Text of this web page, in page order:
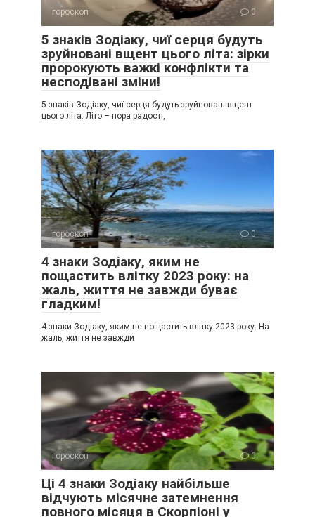
гороскоп 0
5 знаків Зодіаку, чиї серця будуть
зруйновані вщент цього літа: зірки
пророкують важкі конфлікти та
несподівані зміни!
5 знаків Зодіаку, чиї серця будуть зруйновані вщент
цього літа. Літо – пора радості,
гороскоп 0
4 знаки Зодіаку, яким не
пощастить влітку 2023 року: на
жаль, життя не завжди буває
гладким!
4 знаки Зодіаку, яким не пощастить влітку 2023 року. На
жаль, життя не завжди
гороскоп 0
Ці 4 знаки Зодіаку найбільше
відчують місячне затемнення
повного місяця в Скорпіоні у